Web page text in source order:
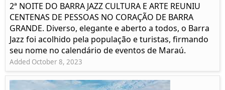
2ª NOITE DO BARRA JAZZ CULTURA E ARTE REUNIU
CENTENAS DE PESSOAS NO CORAÇÃO DE BARRA
GRANDE. Diverso, elegante e aberto a todos, o Barra
Jazz foi acolhido pela população e turistas, firmando
seu nome no calendário de eventos de Maraú.
Added October 8, 2023